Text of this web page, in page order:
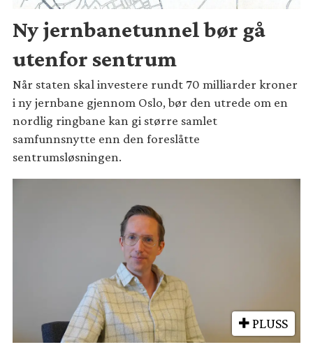
Ny jernbanetunnel bør gå
utenfor sentrum
Når staten skal investere rundt 70 milliarder kroner
i ny jernbane gjennom Oslo, bør den utrede om en
nordlig ringbane kan gi større samlet
samfunnsnytte enn den foreslåtte
sentrumsløsningen.
PLUSS